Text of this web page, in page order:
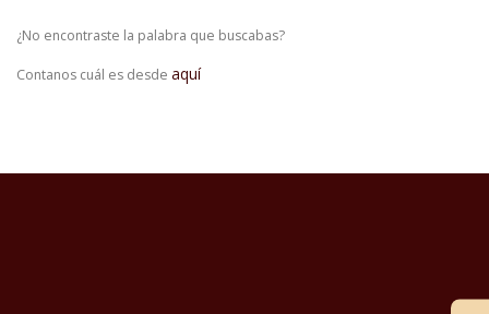
¿No encontraste la palabra que buscabas?
Contanos cuál es desde aquí